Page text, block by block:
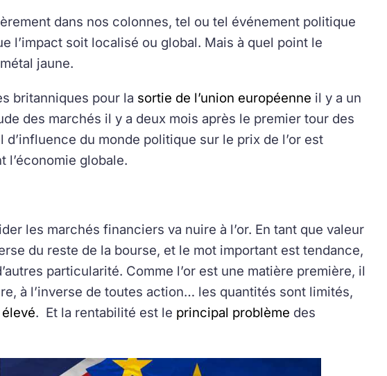
dans nos colonnes, tel ou tel événement politique
l’impact soit localisé ou global. Mais à quel point le
jaune.
britanniques pour la sortie de l’union européenne il y a un
des marchés il y a deux mois après le premier tour des
du monde politique sur le prix de l’or est
l’économie globale.
les marchés financiers va nuire à l’or. En tant que valeur
du reste de la bourse, et le mot important est tendance,
particularité. Comme l’or est une matière première, il
à l’inverse de toutes action… les quantités sont limités,
. Et la rentabilité est le principal problème des